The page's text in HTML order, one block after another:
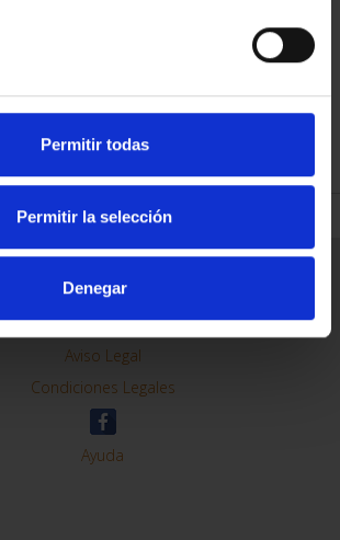
Permitir todas
Permitir la selección
Denegar
REFINE
Contacto
Preguntas Frequentes (FAQs)
Aviso Legal
Condiciones Legales
Ayuda